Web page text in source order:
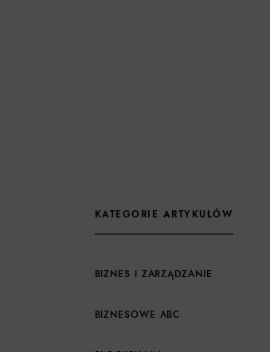
KATEGORIE ARTYKUŁÓW
BIZNES I ZARZĄDZANIE
BIZNESOWE ABC